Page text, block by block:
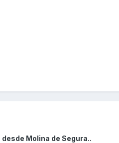
Molina de Segura..